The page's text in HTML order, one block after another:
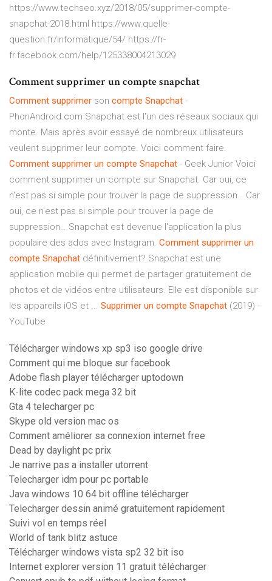
https://www.techseo.xyz/2018/05/supprimer-compte-
snapchat-2018.html https://www.quelle-
question.fr/informatique/54/ https://fr-
fr.facebook.com/help/125338004213029
Comment supprimer un compte snapchat
Comment supprimer son compte Snapchat -
PhonAndroid.com Snapchat est l'un des réseaux sociaux qui
monte. Mais après avoir essayé de nombreux utilisateurs
veulent supprimer leur compte. Voici comment faire.
Comment supprimer un compte Snapchat - Geek Junior Voici
comment supprimer un compte sur Snapchat. Car oui, ce
n'est pas si simple pour trouver la page de suppression… Car
oui, ce n'est pas si simple pour trouver la page de
suppression… Snapchat est devenue l'application la plus
populaire des ados avec Instagram. Comment supprimer un
compte Snapchat définitivement? Snapchat est une
application mobile qui permet de partager gratuitement de
photos et de vidéos entre utilisateurs. Elle est disponible sur
les appareils iOS et ... Supprimer un compte Snapchat (2019) -
YouTube
Télécharger windows xp sp3 iso google drive
Comment qui me bloque sur facebook
Adobe flash player télécharger uptodown
K-lite codec pack mega 32 bit
Gta 4 telecharger pc
Skype old version mac os
Comment améliorer sa connexion internet free
Dead by daylight pc prix
Je narrive pas a installer utorrent
Telecharger idm pour pc portable
Java windows 10 64 bit offline télécharger
Telecharger dessin animé gratuitement rapidement
Suivi vol en temps réel
World of tank blitz astuce
Télécharger windows vista sp2 32 bit iso
Internet explorer version 11 gratuit télécharger